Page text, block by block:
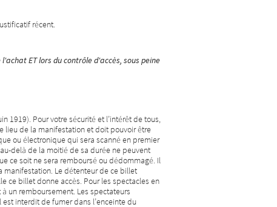
récent.
ET lors du contrôle d'accès, sous peine
1919). Pour votre sécurité et l’intérêt de tous,
lieu de la manifestation et doit pouvoir être
ou électronique qui sera scanné en premier
delà de la moitié de sa durée ne peuvent
ce soit ne sera remboursé ou dédommagé. Il
manifestation. Le détenteur de ce billet
ce billet donne accès. Pour les spectacles en
un remboursement. Les spectateurs
interdit de fumer dans l’enceinte du